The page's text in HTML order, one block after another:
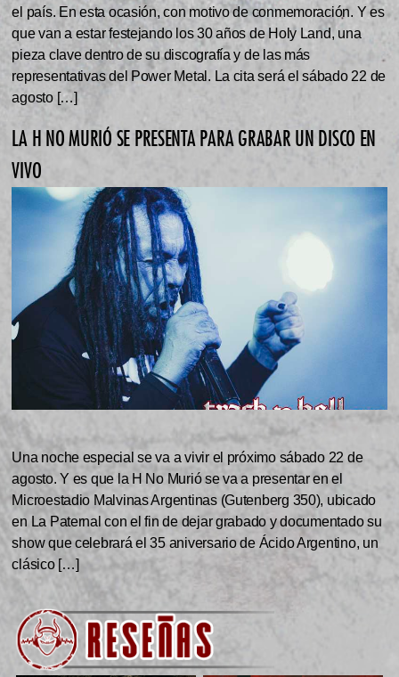
el país. En esta ocasión, con motivo de conmemoración. Y es
que van a estar festejando los 30 años de Holy Land, una
pieza clave dentro de su discografía y de las más
representativas del Power Metal. La cita será el sábado 22 de
agosto […]
LA H NO MURIÓ SE PRESENTA PARA GRABAR UN DISCO EN
VIVO
Una noche especial se va a vivir el próximo sábado 22 de
agosto. Y es que la H No Murió se va a presentar en el
Microestadio Malvinas Argentinas (Gutenberg 350), ubicado
en La Paternal con el fin de dejar grabado y documentado su
show que celebrará el 35 aniversario de Ácido Argentino, un
clásico […]